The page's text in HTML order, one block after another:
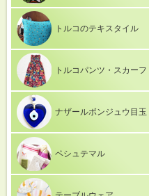
トルコのテキスタイル
トルコパンツ・スカーフ
ナザールボンジュウ目玉
ペシュテマル